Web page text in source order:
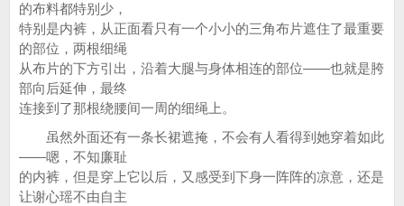
的布料都特别少，
特别是内裤，从正面看只有一个小小的三角布片遮住了最重要
的部位，两根细绳
从布片的下方引出，沿着大腿与身体相连的部位——也就是胯
部向后延伸，最终
连接到了那根绕腰间一周的细绳上。
虽然外面还有一条长裙遮掩，不会有人看得到她穿着如此
——嗯，不知廉耻
的内裤，但是穿上它以后，又感受到下身一阵阵的凉意，还是
让谢心瑶不由自主